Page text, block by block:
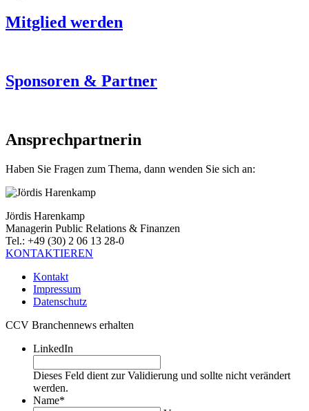
Mitglied werden
Sponsoren & Partner
Ansprechpartnerin
Haben Sie Fragen zum Thema, dann wenden Sie sich an:
Jördis Harenkamp
Managerin Public Relations & Finanzen
Tel.: +49 (30) 2 06 13 28-0
KONTAKTIEREN
Kontakt
Impressum
Datenschutz
CCV Branchennews erhalten
LinkedIn
Dieses Feld dient zur Validierung und sollte nicht verändert
werden.
Name*